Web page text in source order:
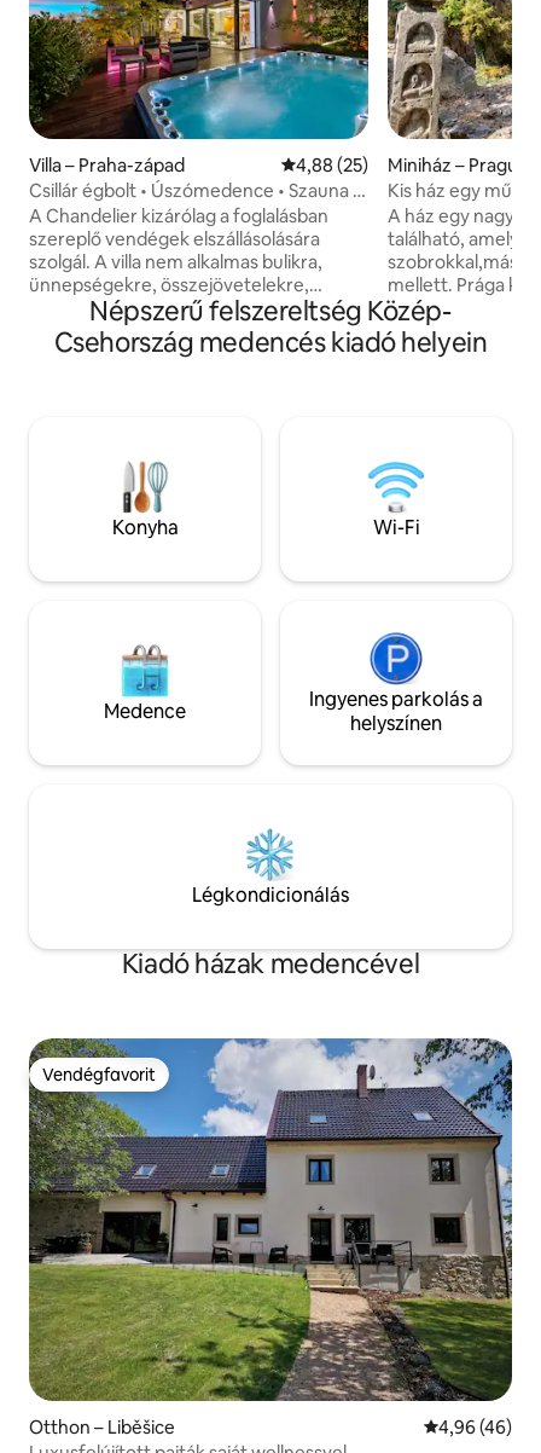
Villa – Praha-západ Átlagos értékelés: 5/4,88, 25
4,88 (25)
Csillár égbolt • Úszómedence • Szauna •
Kert
A Chandelier kizárólag a foglalásban
szereplő vendégek elszállásolására
szolgál. A villa nem alkalmas bulikra,
ünnepségekre, összejövetelekre,
kereskedelmi vagy magáncélú
forgatásra, és a foglalásban nem
szereplő személyek látogatói sem
egy élénk fa, építészeti elemek és
Kenneth Cobonpue csillárok várnak.
Tökéletes családoknak és csoportoknak,
akik egyedi szállást keresnek teljes
a repülőtértől.
Miniház – Prague
Kis ház egy
- Apt 3
A ház egy nagy
található, amely
szobrokkal,más
mellett. Prága
perc egy
metróállomás
közelben van. 20
és grillezővel.
a kertben.
repülőtérről/
velünk a
Népszerű felszereltség Közép-
Csehország medencés kiadó helyein
Konyha Wi-Fi
Medence
Ingyenes parkolás a
helyszínen
Légkondicionálás
Kiadó házak medencével
Vendégfavorit
Vendégfavorit
Otthon – Liběšice Átlagos
4,96 (46)